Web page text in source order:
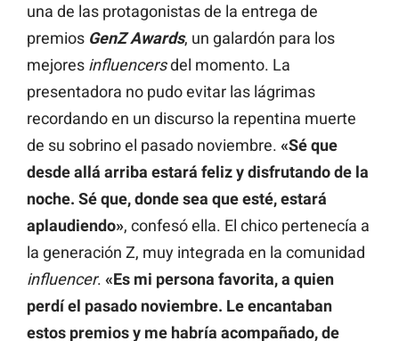
una de las protagonistas de la entrega de
premios GenZ Awards, un galardón para los
mejores influencersdel momento. La
presentadora no pudo evitar las lágrimas
recordando en un discurso la repentina muerte
de su sobrino el pasado noviembre. «Sé que
desde allá arriba estará feliz y disfrutando de la
noche. Sé que, donde sea que esté, estará
aplaudiendo», confesó ella. El chico pertenecía a
la generación Z, muy integrada en la comunidad
influencer. «Es mi persona favorita, a quien
perdí el pasado noviembre. Le encantaban
estos premios y me habría acompañado, de